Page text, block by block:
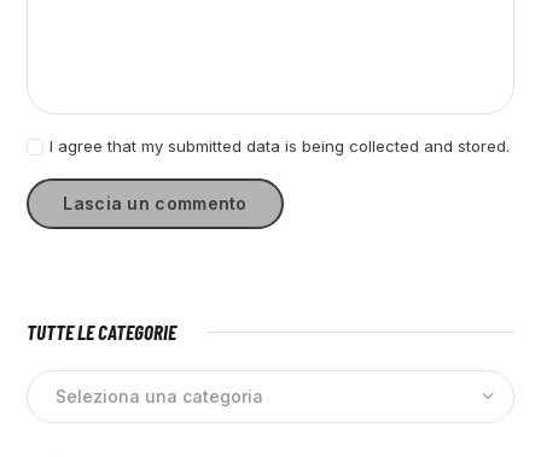
I agree that my submitted data is being collected and stored.
TUTTE LE CATEGORIE